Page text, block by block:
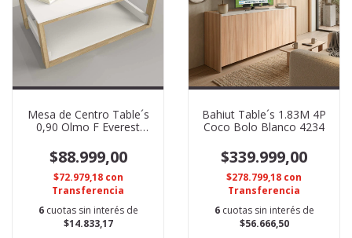
Mesa de Centro Table´s
0,90 Olmo F Everest
$88.999,00
$72.979,18 con
Transferencia
6 cuotas sin interés de
$14.833,17
Bahiut Table´s 1.83M 4P
Coco Bolo Blanco 4234
$339.999,00
$278.799,18 con
Transferencia
6 cuotas sin interés de
$56.666,50